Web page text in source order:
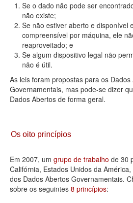
Se o dado não pode ser
não existe;
Se não estiver aberto e disponível
compreensível por máquina, ele
reaproveitado; e
Se algum dispositivo legal não
não é útil.
As leis foram propostas para os Dados
Governamentais, mas pode-se dizer
Dados Abertos de forma geral.
Os oito princípios
Em 2007, um grupo de trabalho de 30
Califórnia, Estados Unidos da
dos Dados Abertos Governamentais.
sobre os seguintes 8 princípios: